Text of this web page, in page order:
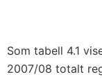
Som tabell 4.1
2007/08 totalt